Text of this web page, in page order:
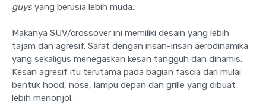
guysyang berusia lebih muda.
Makanya SUV/crossover ini memiliki desain yang lebih
tajam dan agresif. Sarat dengan irisan-irisan aerodinamika
yang sekaligus menegaskan kesan tangguh dan dinamis.
Kesan agresif itu terutama pada bagian fascia dari mulai
bentuk hood, nose, lampu depan dan grille yang dibuat
lebih menonjol.